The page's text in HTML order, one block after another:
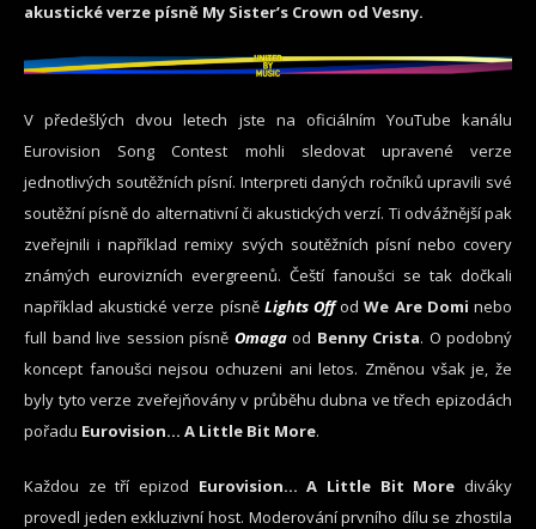
akustické verze písně My Sister’s Crown od Vesny.
V předešlých dvou letech jste na oficiálním YouTube kanálu
Eurovision Song Contest mohli sledovat upravené verze
jednotlivých soutěžních písní. Interpreti daných ročníků upravili své
soutěžní písně do alternativní či akustických verzí. Ti odvážnější pak
zveřejnili i například remixy svých soutěžních písní nebo covery
známých eurovizních evergreenů. Čeští fanoušci se tak dočkali
například akustické verze písně Lights OffodWe Are Domi nebo
full band live session písně Omagaod Benny Crista. O podobný
koncept fanoušci nejsou ochuzeni ani letos. Změnou však je, že
byly tyto verze zveřejňovány v průběhu dubna ve třech epizodách
pořadu Eurovision… A Little Bit More.
Každou ze tří epizod Eurovision… A Little Bit More diváky
provedl jeden exkluzivní host. Moderování prvního dílu se zhostila